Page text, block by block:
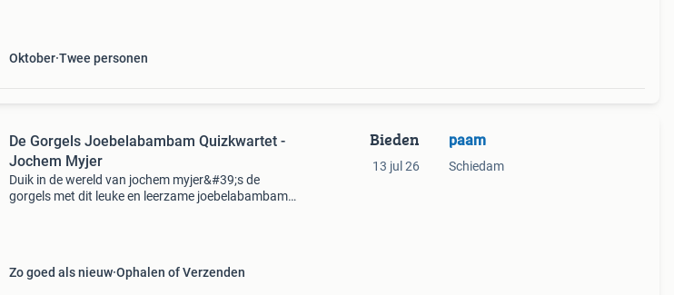
Oktober Twee personen
De Gorgels Joebelabambam Quizkwartet -
Jochem Myjer
Duik in de wereld van jochem myjer&#39;s de
gorgels met dit leuke en leerzame joebelabambam
Zo goed als nieuw Ophalen of Verzenden
Bieden
13 jul 26
paam
Schiedam